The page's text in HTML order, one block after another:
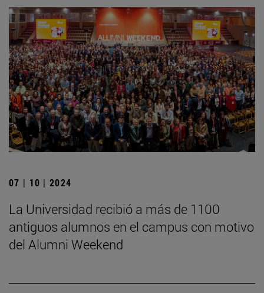
07 | 10 | 2024
La Universidad recibió a más de 1100
antiguos alumnos en el campus con motivo
del Alumni Weekend